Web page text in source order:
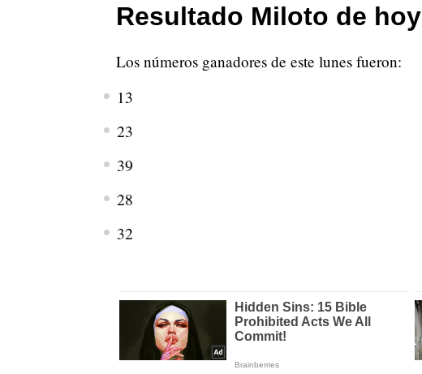
Resultado Miloto de hoy
Los números ganadores de este lunes fueron:
13
23
39
28
32